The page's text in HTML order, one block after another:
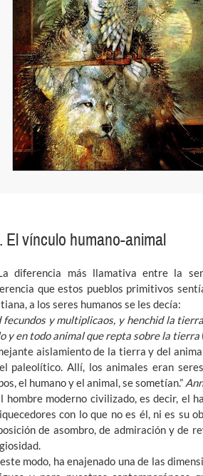
El vínculo humano-animal
diferencia más llamativa entre la
que estos pueblos primitivos
a los seres humanos se les decía:
fecundos y multiplicaos, y henchid la
y en todo animal que repta sobre la tierra
aislamiento de la tierra y del
paleolítico. Allí, los animales eran
el humano y el animal, se sometían.”
hombre moderno civilizado, es decir, el
con lo que no es él, ni es su
de asombro, de admiración y de
modo, ha enajenado una de las